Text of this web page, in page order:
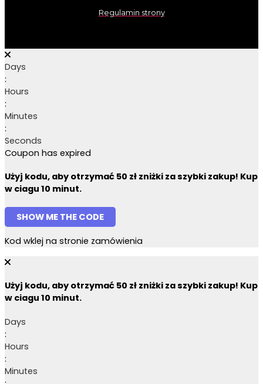
Regulamin strony
Days
:
Hours
:
Minutes
:
Seconds
Coupon has expired
Użyj kodu, aby otrzymać 50 zł zniżki za szybki zakup! Kup
w ciagu 10 minut.
SHOW ME THE CODE
Kod wklej na stronie zamówienia
Użyj kodu, aby otrzymać 50 zł zniżki za szybki zakup! Kup
w ciagu 10 minut.
Days
:
Hours
:
Minutes